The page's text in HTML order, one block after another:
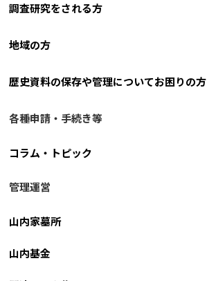
調査研究をされる方
地域の方
歴史資料の保存や管理についてお困りの方
各種申請・手続き等
コラム・トピック
管理運営
山内家墓所
山内基金